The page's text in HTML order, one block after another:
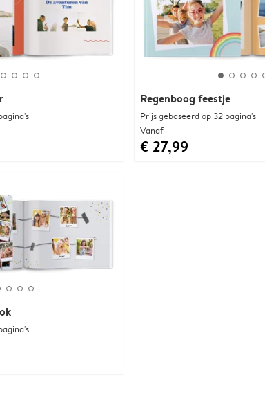
Regenboog feestje
Prijs gebaseerd op 32 pagina's
Vanaf
€ 27,99